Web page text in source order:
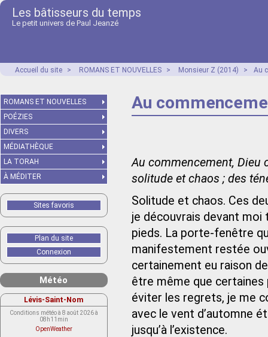
Les bâtisseurs du temps
Le petit univers de Paul Jeanzé
Accueil du site > ROMANS ET NOUVELLES > Monsieur Z (2014) > Au
Au
Au commencement, Dieu
solitude et chaos ; des
Solitude et chaos. Ces
je découvrais devant moi
pieds. La porte‑fenêtre
manifestement restée
certainement eu raison
être même que certaines
éviter les regrets, je me
avec le vent d’automne
jusqu’à l’existence.
ROMANS ET NOUVELLES
POÉZIES
DIVERS
MÉDIATHÈQUE
LA TORAH
À MÉDITER
Sites favoris
Plan du site
Connexion
Météo
Lévis-Saint-Nom
Conditions météo à 8 août 2026 à
08h11min
OpenWeather